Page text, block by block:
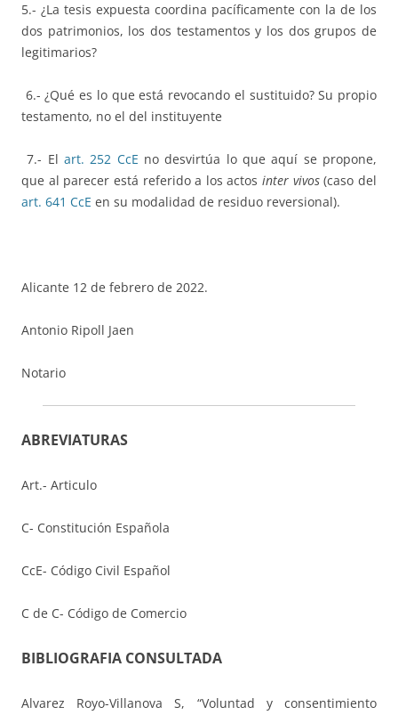
5.- ¿La tesis expuesta coordina pacíficamente con la de los
dos patrimonios, los dos testamentos y los dos grupos de
legitimarios?
6.- ¿Qué es lo que está revocando el sustituido? Su propio
testamento, no el del instituyente
7.- El art. 252 CcE no desvirtúa lo que aquí se propone,
que al parecer está referido a los actosinter vivos(caso del
art. 641 CcE en su modalidad de residuo reversional).
Alicante 12 de febrero de 2022.
Antonio Ripoll Jaen
Notario
ABREVIATURAS
Art.- Articulo
C- Constitución Española
CcE- Código Civil Español
C de C- Código de Comercio
BIBLIOGRAFIA CONSULTADA
Alvarez Royo-Villanova S, “Voluntad y consentimiento